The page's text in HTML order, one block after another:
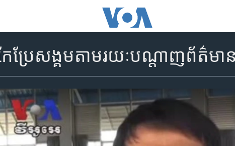
ប្រែ​សង្គម​តាមរយៈ​បណ្តាញ​ព័ត៌មា